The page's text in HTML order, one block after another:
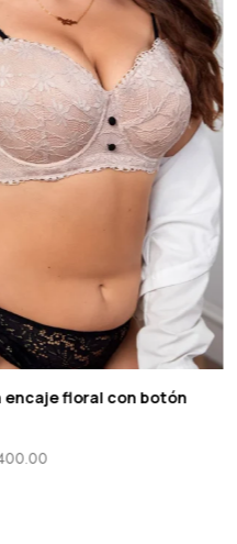
con encaje floral con botón
aro
₡4,400.00